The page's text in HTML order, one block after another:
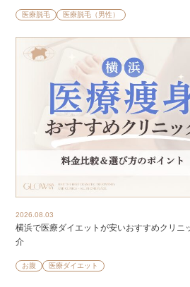
医療脱毛 医療脱毛（男性）
2026.08.03
横浜で医療ダイエットが安いおすすめクリニ
介
お腹 医療ダイエット